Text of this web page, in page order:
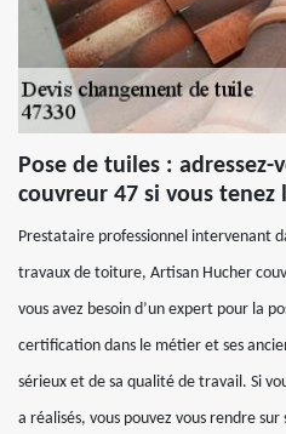
Pose de tuiles : adressez-
couvreur 47 si vous tenez
Prestataire professionnel intervenant
travaux de toiture, Artisan Hucher
vous avez besoin d’un expert pour la
certification dans le métier et ses
sérieux et de sa qualité de travail. Si
a réalisés, vous pouvez vous rendre